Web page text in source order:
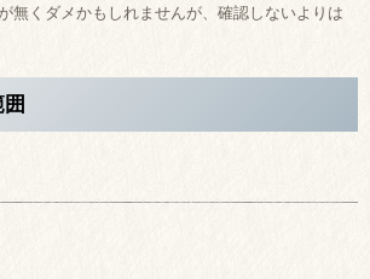
無くダメかもしれませんが、確認しないよりは